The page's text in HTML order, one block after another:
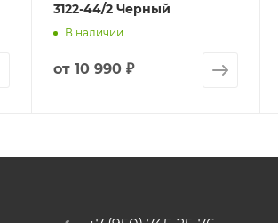
3122-44/2 Черный
В наличии
от10 990 ₽